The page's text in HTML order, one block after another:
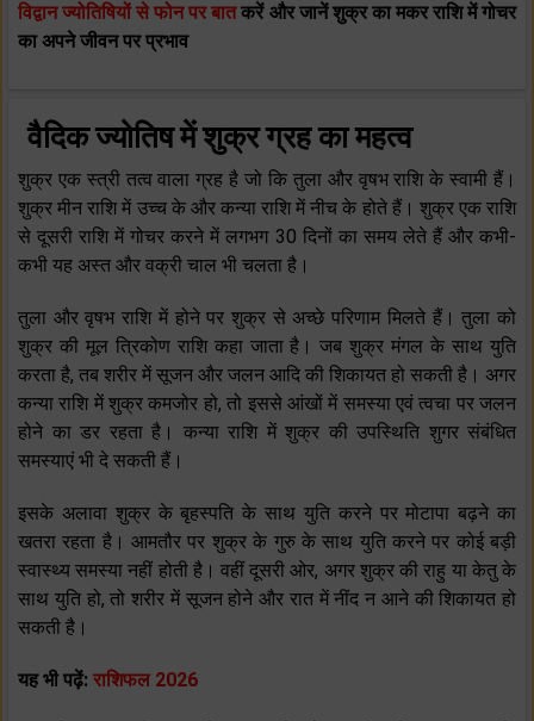
विद्वान ज्योतिषियों से फोन पर बातकरें और जानें शुक्र का मकर राशि में गोचर
का अपने जीवन पर प्रभाव
वैदिक ज्‍योतिष में शुक्र ग्रह का महत्‍व
शुक्र एक स्‍त्री तत्‍व वाला ग्रह है जो कि तुला और वृषभ राशि के स्‍वामी हैं।
शुक्र मीन राशि में उच्‍च के और कन्‍या राशि में नीच के होते हैं। शुक्र एक राशि
से दूसरी राशि में गोचर करने में लगभग 30 दिनों का समय लेते हैं और कभी-
कभी यह अस्‍त और वक्री चाल भी चलता है।
तुला और वृषभ राशि में होने पर शुक्र से अच्‍छे परिणाम मिलते हैं। तुला को
शुक्र की मूल त्रिकोण राशि कहा जाता है। जब शुक्र मंगल के साथ यु‍ति
करता है, तब शरीर में सूजन और जलन आदि की शिकायत हो सकती है। अगर
कन्‍या राशि में शुक्र कमजोर हो, तो इससे आंखों में समस्‍या एवं त्‍वचा पर जलन
होने का डर रहता है। कन्‍या राशि में शुक्र की उपस्थिति शुगर संबंधित
समस्‍याएं भी दे सकती हैं।
इसके अलावा शुक्र के बृहस्‍पति के साथ युति करने पर मोटापा बढ़ने का
खतरा रहता है। आमतौर पर शुक्र के गुरु के साथ युति करने पर कोई बड़ी
स्‍वास्‍थ्‍य समस्‍या नहीं होती है। वहीं दूसरी ओर, अगर शुक्र की राहु या केतु के
साथ युति हो, तो शरीर में सूजन होने और रात में नींद न आने की शिकायत हो
सकती है।
यह भी पढ़ें: राशिफल 2026